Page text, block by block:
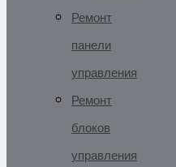
Ремонт
панели
управления
Ремонт
блоков
управления